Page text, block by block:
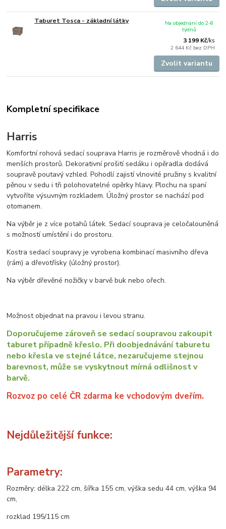
Taburet Tosca - základní látky
3 199 Kč/ks
2 644 Kč bez DPH
Na objednání do 2-8
týdnů
Zvolit variantu
Kompletní specifikace
Harris
Komfortní rohová sedací souprava Harris je rozměrově vhodná i do
menších prostorů. Dekorativní prošití sedáku i opěradla dodává
soupravě poutavý vzhled. Pohodlí zajistí vlnovité pružiny s kvalitní
pěnou v sedu i tři polohovatelné opěrky hlavy. Plochu na spaní
vytvoříte výsuvným rozkladem. Úložný prostor se nachází pod
otomanem.
Na výběr je z více potahů látek. Sedací souprava je celočalouněná
s možností umístění i do prostoru.
Kostra sedací soupravy je vyrobena kombinací masivního dřeva
(rám) a dřevotřísky (úložný prostor).
Na výběr dřevěné nožičky v barvě buk nebo ořech.
Možnost objednat na pravou i levou stranu.
Doporučujeme zároveň se sedací soupravou zakoupit
taburet případně křeslo. Při doobjednávání taburetu
nebo křesla ve stejné látce, nezaručujeme stejnou
barevnost, může se vyskytnout mírná odlišnost v
barvě.
Rozvoz po celé ČR zdarma ke vchodovým dveřím.
Nejdůležitější funkce:
Parametry:
Rozměry: délka 222 cm, šířka 155 cm, výška sedu 44 cm, výška 94
cm,
rozklad 195/115 cm